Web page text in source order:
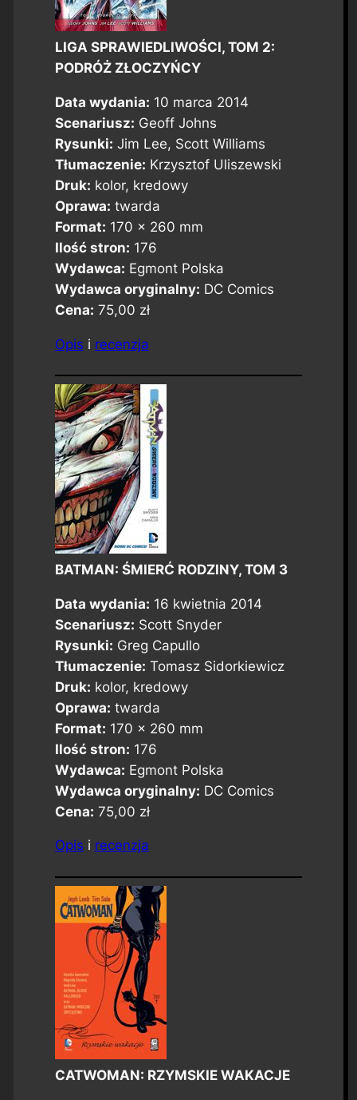
LIGA SPRAWIEDLIWOŚCI, TOM 2:
PODRÓŻ ZŁOCZYŃCY
Data wydania: 10 marca 2014
Scenariusz: Geoff Johns
Rysunki: Jim Lee, Scott Williams
Tłumaczenie: Krzysztof Uliszewski
Druk: kolor, kredowy
Oprawa: twarda
Format: 170 x 260 mm
Ilość stron: 176
Wydawca: Egmont Polska
Wydawca oryginalny: DC Comics
Cena: 75,00 zł
Opis i recenzja
BATMAN: ŚMIERĆ RODZINY, TOM 3
Data wydania: 16 kwietnia 2014
Scenariusz: Scott Snyder
Rysunki: Greg Capullo
Tłumaczenie: Tomasz Sidorkiewicz
Druk: kolor, kredowy
Oprawa: twarda
Format: 170 x 260 mm
Ilość stron: 176
Wydawca: Egmont Polska
Wydawca oryginalny: DC Comics
Cena: 75,00 zł
Opis i recenzja
CATWOMAN: RZYMSKIE WAKACJE